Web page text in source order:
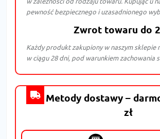
pewność bezpiecznego i uzasadnionego
Zwrot towaru do
Każdy produkt zakupiony w naszym sklepie
w ciągu 28 dni, pod warunkiem zachowania
Metody dostawy –
zł